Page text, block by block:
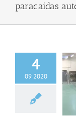
paracaidas
4
09 2020
mantenimiento
automática